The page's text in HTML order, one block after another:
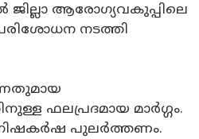
ജില്ലാ ആരോഗ്യവകുപ്പിലെ
നടത്തി
ഫലപ്രദമായ മാർഗ്ഗം.
പുലർത്തണം.